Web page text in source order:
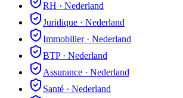
RH · Nederland
Juridique · Nederland
Immobilier· Nederland
BTP· Nederland
Assurance · Nederland
Santé · Nederland